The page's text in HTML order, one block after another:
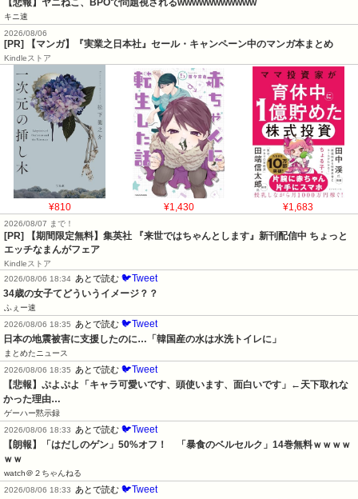
【悲報】ヤニねこ、BPOで問題視されるwwwwwwwwwww
キニ速
2026/08/06
[PR] 【マンガ】『実業之日本社』セール・キャンペーン中のマンガ本まとめ
Kindleストア
¥810 ¥1,430 ¥1,683
2026/08/07 まで！
[PR] 【期間限定無料】集英社 『来世ではちゃんとします』新刊配信中 ちょっと
エッチなまんがフェア
Kindleストア
2026/08/06 18:34 あとで読む 🐦Tweet
34歳の女子てどういうイメージ？？
ふぇー速
2026/08/06 18:35
あとで読む 🐦Tweet
日本の地震被害に支援したのに…「韓国産の水は水洗トイレに」
まとめたニュース
2026/08/06 18:35
あとで読む 🐦Tweet
【悲報】ぷよぷよ「キャラ可愛いです、頭使います、面白いです」←天下取れな
かった理由…
ゲーハー黙示録
2026/08/06 18:33
あとで読む 🐦Tweet
【朗報】「はだしのゲン」50%オフ！　「暴食のベルセルク」14巻無料ｗｗｗｗ
ｗｗ
watch＠２ちゃんねる
2026/08/06 18:33
あとで読む 🐦Tweet